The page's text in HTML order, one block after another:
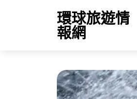
環球旅遊情
報網